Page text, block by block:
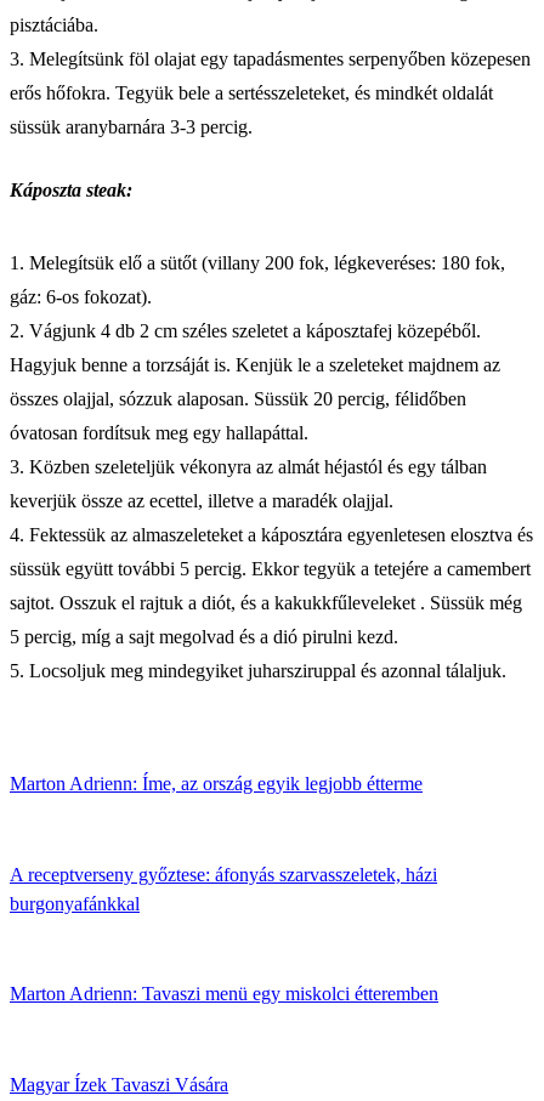
pisztáciába.
3. Melegítsünk föl olajat egy tapadásmentes serpenyőben közepesen
erős hőfokra. Tegyük bele a sertésszeleteket, és mindkét oldalát
süssük aranybarnára 3-3 percig.
Káposzta steak:
1. Melegítsük elő a sütőt (villany 200 fok, légkeveréses: 180 fok,
gáz: 6-os fokozat).
2. Vágjunk 4 db 2 cm széles szeletet a káposztafej közepéből.
Hagyjuk benne a torzsáját is. Kenjük le a szeleteket majdnem az
összes olajjal, sózzuk alaposan. Süssük 20 percig, félidőben
óvatosan fordítsuk meg egy hallapáttal.
3. Közben szeleteljük vékonyra az almát héjastól és egy tálban
keverjük össze az ecettel, illetve a maradék olajjal.
4. Fektessük az almaszeleteket a káposztára egyenletesen elosztva és
süssük együtt további 5 percig. Ekkor tegyük a tetejére a camembert
sajtot. Osszuk el rajtuk a diót, és a kakukkfűleveleket . Süssük még
5 percig, míg a sajt megolvad és a dió pirulni kezd.
5. Locsoljuk meg mindegyiket juharsziruppal és azonnal tálaljuk.
Marton Adrienn: Íme, az ország egyik legjobb étterme
A receptverseny győztese: áfonyás szarvasszeletek, házi
burgonyafánkkal
Marton Adrienn: Tavaszi menü egy miskolci étteremben
Magyar Ízek Tavaszi Vására